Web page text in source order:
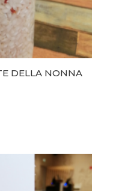
DELLA NONNA